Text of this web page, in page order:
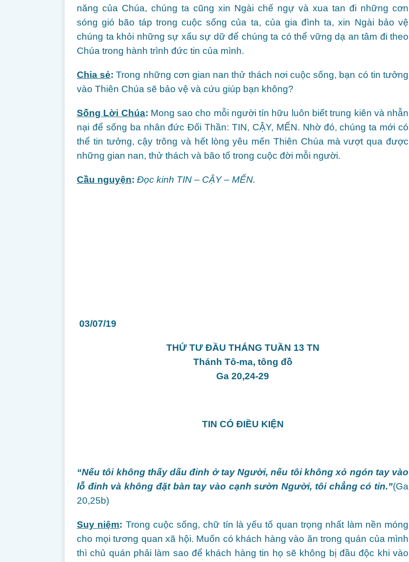
năng của Chúa, chúng ta cũng xin Ngài chế ngự và xua tan đi những cơn
sóng gió bão táp trong cuộc sống của ta, của gia đình ta, xin Ngài bảo vệ
chúng ta khỏi những sự xấu sự dữ để chúng ta có thể vững dạ an tâm đi theo
Chúa trong hành trình đức tin của mình.
Chia sẻ: Trong những cơn gian nan thử thách nơi cuộc sống, bạn có tin tưởng
vào Thiên Chúa sẽ bảo vệ và cứu giúp bạn không?
Sống Lời Chúa: Mong sao cho mỗi người tín hữu luôn biết trung kiên và nhẫn
nại để sống ba nhân đức Đối Thần: TIN, CẬY, MẾN. Nhờ đó, chúng ta mới có
thể tin tưởng, cậy trông và hết lòng yêu mến Thiên Chúa mà vượt qua được
những gian nan, thử thách và bão tố trong cuộc đời mỗi người.
Cầu nguyện: Đọc kinh TIN – CẬY – MẾN.
03/07/19
THỨ TƯ ĐẦU THÁNG TUẦN 13 TN
Thánh Tô-ma, tông đồ
Ga 20,24-29
TIN CÓ ĐIỀU KIỆN
“Nếu tôi không thấy dấu đinh ở tay Người, nếu tôi không xỏ ngón tay vào
lỗ đinh và không đặt bàn tay vào cạnh sườn Người, tôi chẳng có tin.”(Ga
20,25b)
Suy niệm: Trong cuộc sống, chữ tín là yếu tố quan trọng nhất làm nền móng
cho mọi tương quan xã hội. Muốn có khách hàng vào ăn trong quán của mình
thì chủ quán phải làm sao để khách hàng tin họ sẽ không bị đầu độc khi vào